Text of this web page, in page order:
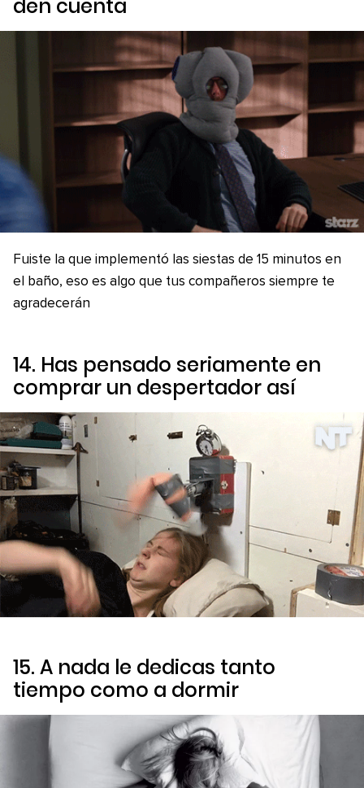
den cuenta
Fuiste la que implementó las siestas de 15 minutos en
el baño, eso es algo que tus compañeros siempre te
agradecerán
14. Has pensado seriamente en
comprar un despertador así
15. A nada le dedicas tanto
tiempo como a dormir